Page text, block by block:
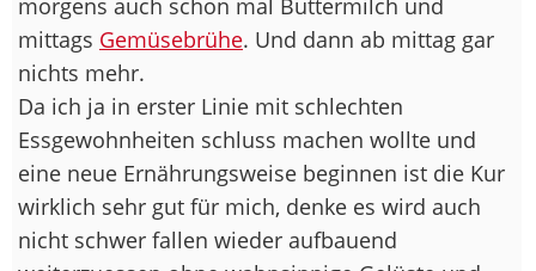
morgens auch schon mal Buttermilch und
mittags Gemüsebrühe. Und dann ab mittag gar
nichts mehr.
Da ich ja in erster Linie mit schlechten
Essgewohnheiten schluss machen wollte und
eine neue Ernährungsweise beginnen ist die Kur
wirklich sehr gut für mich, denke es wird auch
nicht schwer fallen wieder aufbauend